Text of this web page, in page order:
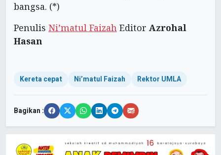
bangsa. (*)
Penulis Ni’matul Faizah Editor Azrohal
Hasan
Kereta cepat Ni’matul Faizah Rektor UMLA
Bagikan :